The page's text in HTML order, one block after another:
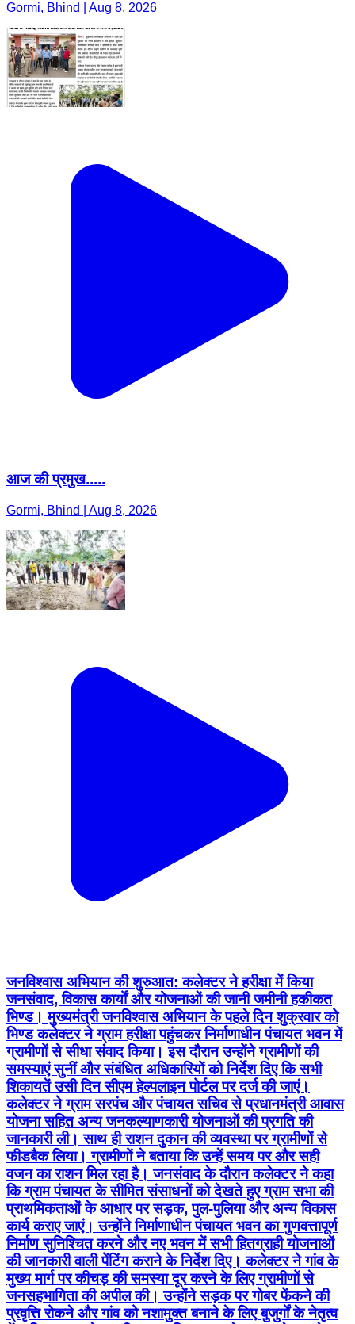
Gormi, Bhind | Aug 8, 2026
आज की प्रमुख.....
Gormi, Bhind | Aug 8, 2026
जनविश्वास अभियान की शुरुआत: कलेक्टर ने हरीक्षा में किया
जनसंवाद, विकास कार्यों और योजनाओं की जानी जमीनी हकीकत
भिण्ड। मुख्यमंत्री जनविश्वास अभियान के पहले दिन शुक्रवार को
भिण्ड कलेक्टर ने ग्राम हरीक्षा पहुंचकर निर्माणाधीन पंचायत भवन में
ग्रामीणों से सीधा संवाद किया। इस दौरान उन्होंने ग्रामीणों की
समस्याएं सुनीं और संबंधित अधिकारियों को निर्देश दिए कि सभी
शिकायतें उसी दिन सीएम हेल्पलाइन पोर्टल पर दर्ज की जाएं।
कलेक्टर ने ग्राम सरपंच और पंचायत सचिव से प्रधानमंत्री आवास
योजना सहित अन्य जनकल्याणकारी योजनाओं की प्रगति की
जानकारी ली। साथ ही राशन दुकान की व्यवस्था पर ग्रामीणों से
फीडबैक लिया। ग्रामीणों ने बताया कि उन्हें समय पर और सही
वजन का राशन मिल रहा है। जनसंवाद के दौरान कलेक्टर ने कहा
कि ग्राम पंचायत के सीमित संसाधनों को देखते हुए ग्राम सभा की
प्राथमिकताओं के आधार पर सड़क, पुल-पुलिया और अन्य विकास
कार्य कराए जाएं। उन्होंने निर्माणाधीन पंचायत भवन का गुणवत्तापूर्ण
निर्माण सुनिश्चित करने और नए भवन में सभी हितग्राही योजनाओं
की जानकारी वाली पेंटिंग कराने के निर्देश दिए। कलेक्टर ने गांव के
मुख्य मार्ग पर कीचड़ की समस्या दूर करने के लिए ग्रामीणों से
जनसहभागिता की अपील की। उन्होंने सड़क पर गोबर फेंकने की
प्रवृत्ति रोकने और गांव को नशामुक्त बनाने के लिए बुजुर्गों के नेतृत्व